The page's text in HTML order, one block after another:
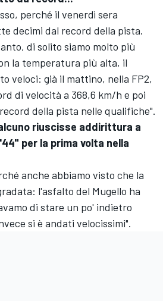
perché il venerdì sera
decimi dal record della pista.
di solito siamo molto più
la temperatura più alta, il
veloci: già il mattino, nella FP2,
di velocità a 368,6 km/h e poi
della pista nelle qualifiche".
riuscisse addirittura a
per la prima volta nella
anche abbiamo visto che la
l'asfalto del Mugello ha
di stare un po' indietro
si è andati velocissimi".